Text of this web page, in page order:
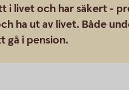
i livet och har säkert -
ha ut av livet. Både
gå i pension.